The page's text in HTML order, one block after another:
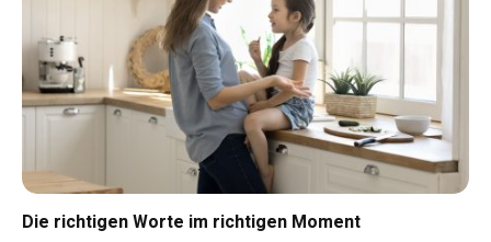
Die richtigen Worte im richtigen Moment